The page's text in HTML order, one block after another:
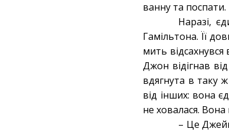
ванну та поспати.
Наразі,
Гамільтона. Її
мить відсахнувся
Джон відігнав
вдягнута в таку
від інших: вона
не ховалася.
– Це